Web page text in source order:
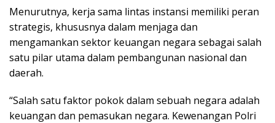
Menurutnya, kerja sama lintas instansi memiliki peran
strategis, khususnya dalam menjaga dan
mengamankan sektor keuangan negara sebagai salah
satu pilar utama dalam pembangunan nasional dan
daerah.
“Salah satu faktor pokok dalam sebuah negara adalah
keuangan dan pemasukan negara. Kewenangan Polri